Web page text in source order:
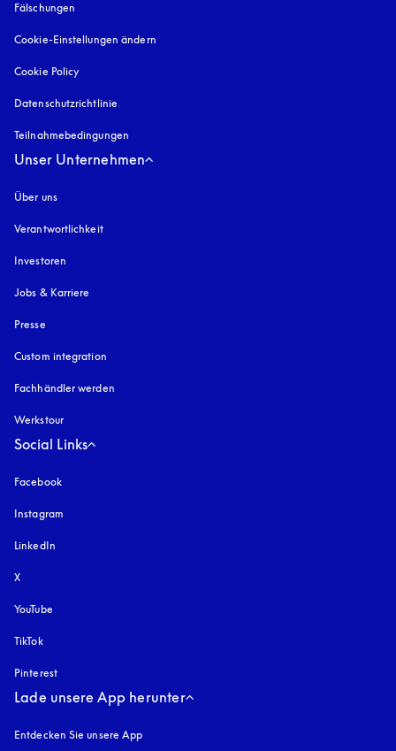
Fälschungen
Cookie-Einstellungen ändern
Cookie Policy
Datenschutzrichtlinie
Teilnahmebedingungen
Unser Unternehmen
Über uns
Verantwortlichkeit
Investoren
Jobs & Karriere
Presse
Custom integration
Fachhändler werden
Werkstour
Social Links
Facebook
Instagram
LinkedIn
X
YouTube
TikTok
Pinterest
Lade unsere App herunter
Entdecken Sie unsere App